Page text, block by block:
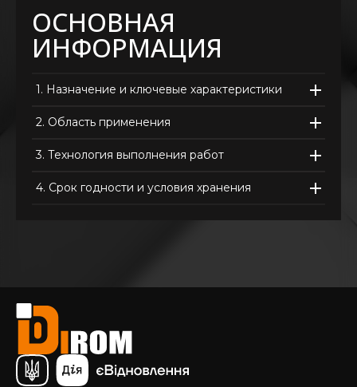
ОСНОВНАЯ
ИНФОРМАЦИЯ
1. Назначение и ключевые характеристики
2. Область применения
3. Технология выполнения работ
4. Срок годности и условия хранения